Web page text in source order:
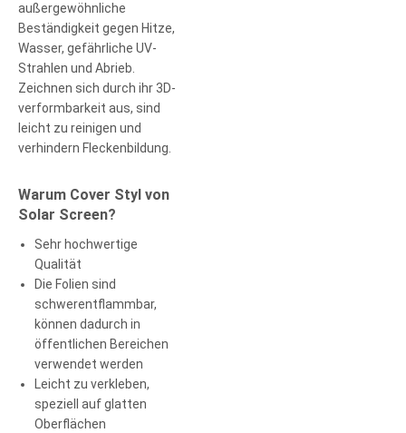
außergewöhnliche
Beständigkeit gegen Hitze,
Wasser, gefährliche UV-
Strahlen und Abrieb.
Zeichnen sich durch ihr 3D-
verformbarkeit aus, sind
leicht zu reinigen und
verhindern Fleckenbildung.
Warum Cover Styl von
Solar Screen?
Sehr hochwertige
Qualität
Die Folien sind
schwerentflammbar,
können dadurch in
öffentlichen Bereichen
verwendet werden
Leicht zu verkleben,
speziell auf glatten
Oberflächen